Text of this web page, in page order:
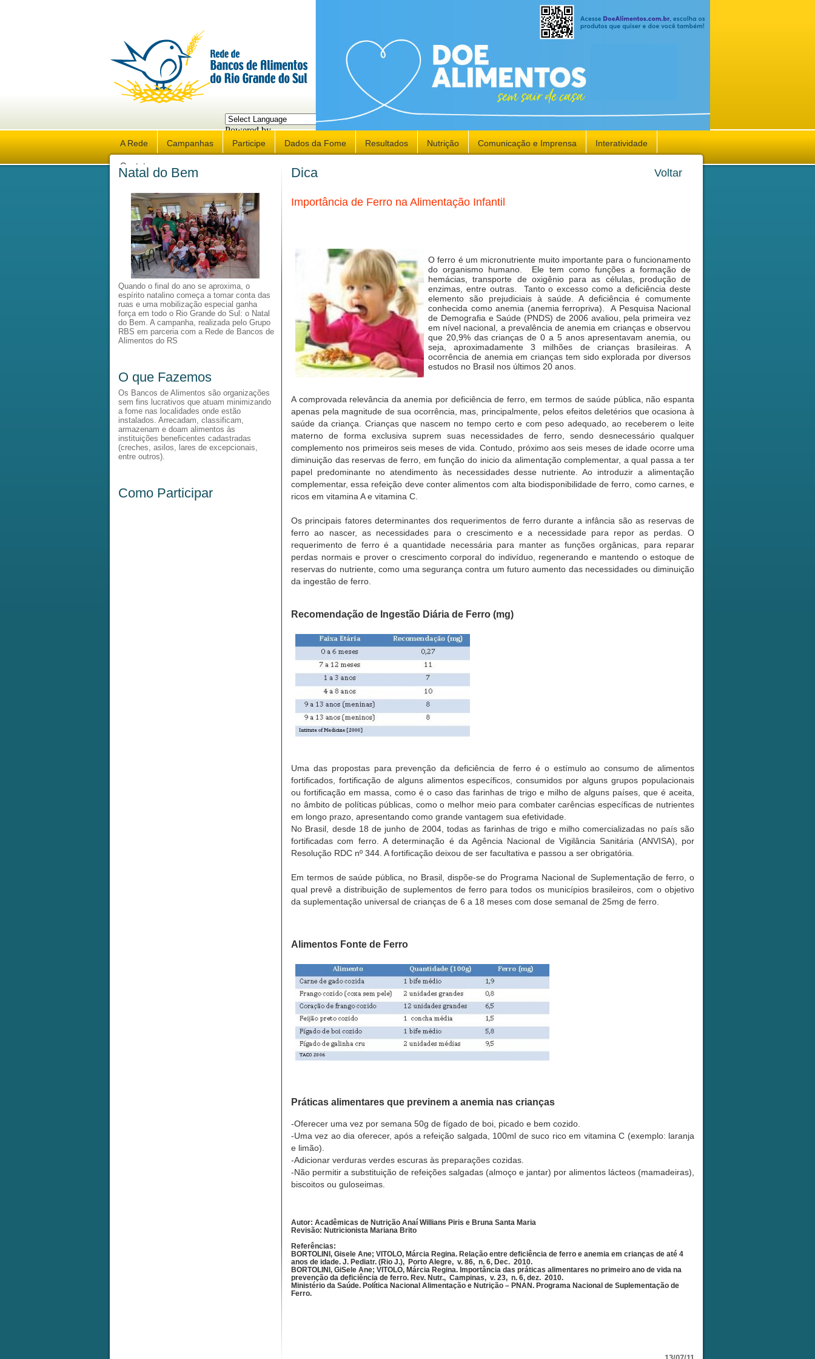
Powered by
Translate
A Rede Campanhas Participe Dados da Fome Resultados Nutrição Comunicação e Imprensa Interatividade
Contato
Natal do Bem
Quando o final do ano se aproxima, o
espírito natalino começa a tomar conta das
ruas e uma mobilização especial ganha
força em todo o Rio Grande do Sul: o Natal
do Bem. A campanha, realizada pelo Grupo
RBS em parceria com a Rede de Bancos de
Alimentos do RS
O que Fazemos
Os Bancos de Alimentos são organizações
sem fins lucrativos que atuam minimizando
a fome nas localidades onde estão
instalados. Arrecadam, classificam,
armazenam e doam alimentos às
instituições beneficentes cadastradas
(creches, asilos, lares de excepcionais,
entre outros).
Como Participar
Voltar
Dica
Importância de Ferro na Alimentação Infantil
O ferro é um micronutriente muito importante para o funcionamento
do organismo humano. Ele tem como funções a formação de
hemácias, transporte de oxigênio para as células, produção de
enzimas, entre outras. Tanto o excesso como a deficiência deste
elemento são prejudiciais à saúde. A deficiência é comumente
conhecida como anemia (anemia ferropriva). A Pesquisa Nacional
de Demografia e Saúde (PNDS) de 2006 avaliou, pela primeira vez
em nível nacional, a prevalência de anemia em crianças e observou
que 20,9% das crianças de 0 a 5 anos apresentavam anemia, ou
seja, aproximadamente 3 milhões de crianças brasileiras. A
ocorrência de anemia em crianças tem sido explorada por diversos
estudos no Brasil nos últimos 20 anos.
A comprovada relevância da anemia por deficiência de ferro, em termos de saúde pública, não espanta
apenas pela magnitude de sua ocorrência, mas, principalmente, pelos efeitos deletérios que ocasiona à
saúde da criança. Crianças que nascem no tempo certo e com peso adequado, ao receberem o leite
materno de forma exclusiva suprem suas necessidades de ferro, sendo desnecessário qualquer
complemento nos primeiros seis meses de vida. Contudo, próximo aos seis meses de idade ocorre uma
diminuição das reservas de ferro, em função do inicio da alimentação complementar, a qual passa a ter
papel predominante no atendimento às necessidades desse nutriente. Ao introduzir a alimentação
complementar, essa refeição deve conter alimentos com alta biodisponibilidade de ferro, como carnes, e
ricos em vitamina A e vitamina C.
Os principais fatores determinantes dos requerimentos de ferro durante a infância são as reservas de
ferro ao nascer, as necessidades para o crescimento e a necessidade para repor as perdas. O
requerimento de ferro é a quantidade necessária para manter as funções orgânicas, para reparar
perdas normais e prover o crescimento corporal do indivíduo, regenerando e mantendo o estoque de
reservas do nutriente, como uma segurança contra um futuro aumento das necessidades ou diminuição
da ingestão de ferro.
Recomendação de Ingestão Diária de Ferro (mg)
Uma das propostas para prevenção da deficiência de ferro é o estímulo ao consumo de alimentos
fortificados, fortificação de alguns alimentos específicos, consumidos por alguns grupos populacionais
ou fortificação em massa, como é o caso das farinhas de trigo e milho de alguns países, que é aceita,
no âmbito de políticas públicas, como o melhor meio para combater carências específicas de nutrientes
em longo prazo, apresentando como grande vantagem sua efetividade.
No Brasil, desde 18 de junho de 2004, todas as farinhas de trigo e milho comercializadas no país são
fortificadas com ferro. A determinação é da Agência Nacional de Vigilância Sanitária (ANVISA), por
Resolução RDC nº 344. A fortificação deixou de ser facultativa e passou a ser obrigatória.
Em termos de saúde pública, no Brasil, dispõe-se do Programa Nacional de Suplementação de ferro, o
qual prevê a distribuição de suplementos de ferro para todos os municípios brasileiros, com o objetivo
da suplementação universal de crianças de 6 a 18 meses com dose semanal de 25mg de ferro.
Alimentos Fonte de Ferro
Práticas alimentares que previnem a anemia nas crianças
-Oferecer uma vez por semana 50g de fígado de boi, picado e bem cozido.
-Uma vez ao dia oferecer, após a refeição salgada, 100ml de suco rico em vitamina C (exemplo: laranja
e limão).
-Adicionar verduras verdes escuras às preparações cozidas.
-Não permitir a substituição de refeições salgadas (almoço e jantar) por alimentos lácteos (mamadeiras),
biscoitos ou guloseimas.
Autor: Acadêmicas de Nutrição Anaí Willians Piris e Bruna Santa Maria
Revisão: Nutricionista Mariana Brito
Referências:
BORTOLINI, Gisele Ane; VITOLO, Márcia Regina. Relação entre deficiência de ferro e anemia em crianças de até 4
anos de idade. J. Pediatr. (Rio J.), Porto Alegre, v. 86, n. 6, Dec. 2010.
BORTOLINI, GiSele Ane; VITOLO, Márcia Regina. Importância das práticas alimentares no primeiro ano de vida na
prevenção da deficiência de ferro. Rev. Nutr., Campinas, v. 23, n. 6, dez. 2010.
Ministério da Saúde. Política Nacional Alimentação e Nutrição – PNAN. Programa Nacional de Suplementação de
Ferro.